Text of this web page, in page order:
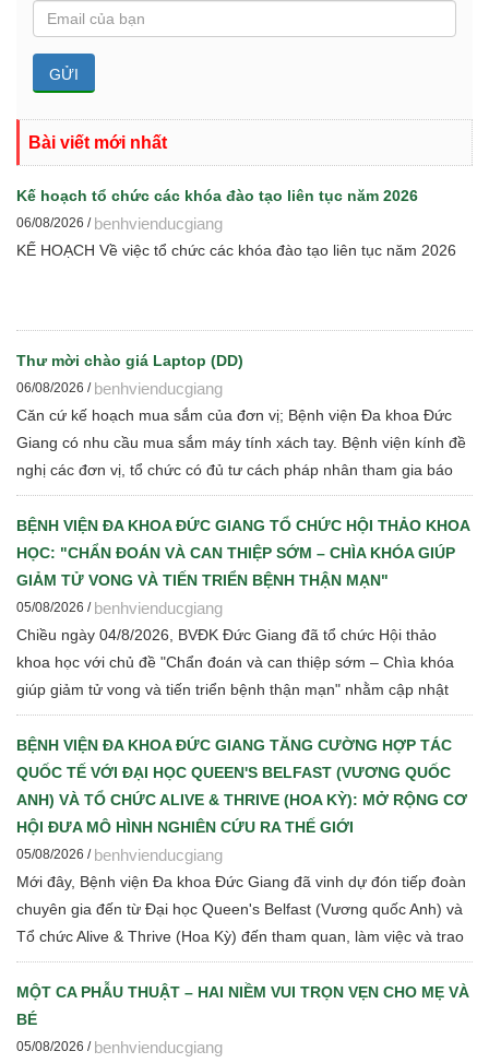
Bài viết mới nhất
Kế hoạch tổ chức các khóa đào tạo liên tục năm 2026
06/08/2026 / benhvienducgiang
KẾ HOẠCH Về việc tổ chức các khóa đào tạo liên tục năm 2026
Thư mời chào giá Laptop (DD)
06/08/2026 / benhvienducgiang
Căn cứ kế hoạch mua sắm của đơn vị; Bệnh viện Đa khoa Đức
Giang có nhu cầu mua sắm máy tính xách tay. Bệnh viện kính đề
nghị các đơn vị, tổ chức có đủ tư cách pháp nhân tham gia báo
giá cạnh tranh để Bệnh viện thực hiện các bước đấu thầu theo
quy định hiện hành
BỆNH VIỆN ĐA KHOA ĐỨC GIANG TỔ CHỨC HỘI THẢO KHOA
HỌC: "CHẨN ĐOÁN VÀ CAN THIỆP SỚM – CHÌA KHÓA GIÚP
GIẢM TỬ VONG VÀ TIẾN TRIỂN BỆNH THẬN MẠN"
05/08/2026 / benhvienducgiang
Chiều ngày 04/8/2026, BVĐK Đức Giang đã tổ chức Hội thảo
khoa học với chủ đề "Chẩn đoán và can thiệp sớm – Chìa khóa
giúp giảm tử vong và tiến triển bệnh thận mạn" nhằm cập nhật
những tiến bộ mới trong chẩn đoán, điều trị và quản lý bệnh thận
mạn cho đội ngũ cán bộ y tế.
BỆNH VIỆN ĐA KHOA ĐỨC GIANG TĂNG CƯỜNG HỢP TÁC
QUỐC TẾ VỚI ĐẠI HỌC QUEEN'S BELFAST (VƯƠNG QUỐC
ANH) VÀ TỔ CHỨC ALIVE & THRIVE (HOA KỲ): MỞ RỘNG CƠ
HỘI ĐƯA MÔ HÌNH NGHIÊN CỨU RA THẾ GIỚI
05/08/2026 / benhvienducgiang
Mới đây, Bệnh viện Đa khoa Đức Giang đã vinh dự đón tiếp đoàn
chuyên gia đến từ Đại học Queen's Belfast (Vương quốc Anh) và
Tổ chức Alive & Thrive (Hoa Kỳ) đến tham quan, làm việc và trao
đổi chuyên môn về dinh dưỡng bà mẹ - trẻ em, phát triển Ngân
hàng sữa mẹ, vi sinh, phân tích y sinh, đồng thời thảo luận các
định hướng hợp tác nghiên cứu khoa học và chuyển giao tri thức
trong thời gian tới.
MỘT CA PHẪU THUẬT – HAI NIỀM VUI TRỌN VẸN CHO MẸ VÀ
BÉ
05/08/2026 / benhvienducgiang